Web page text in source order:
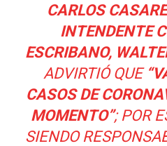
CARLOS
INTENDENTE
ESCRIBANO,
ADVIRTIÓ QUE
CASOS DE
MOMENTO”; POR
SIENDO